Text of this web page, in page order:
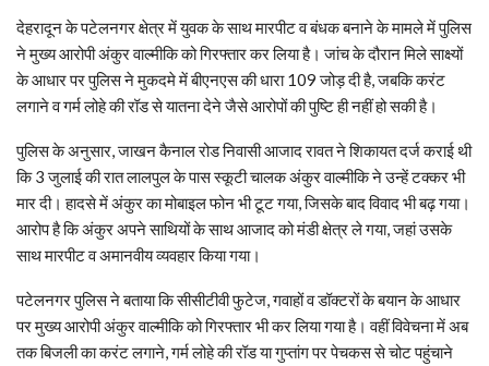
देहरादून के पटेलनगर क्षेत्र में युवक के साथ मारपीट व बंधक बनाने के मामले में पुलिस
ने मुख्य आरोपी अंकुर वाल्मीकि को गिरफ्तार कर लिया है। जांच के दौरान मिले साक्ष्यों
के आधार पर पुलिस ने मुकदमे में बीएनएस की धारा 109 जोड़ दी है, जबकि करंट
लगाने व गर्म लोहे की रॉड से यातना देने जैसे आरोपों की पुष्टि ही नहीं हो सकी है।
पुलिस के अनुसार, जाखन कैनाल रोड निवासी आजाद रावत ने शिकायत दर्ज कराई थी
कि 3 जुलाई की रात लालपुल के पास स्कूटी चालक अंकुर वाल्मीकि ने उन्हें टक्कर भी
मार दी। हादसे में अंकुर का मोबाइल फोन भी टूट गया, जिसके बाद विवाद भी बढ़ गया।
आरोप है कि अंकुर अपने साथियों के साथ आजाद को मंडी क्षेत्र ले गया, जहां उसके
साथ मारपीट व अमानवीय व्यवहार किया गया।
पटेलनगर पुलिस ने बताया कि सीसीटीवी फुटेज, गवाहों व डॉक्टरों के बयान के आधार
पर मुख्य आरोपी अंकुर वाल्मीकि को गिरफ्तार भी कर लिया गया है। वहीं विवेचना में अब
तक बिजली का करंट लगाने, गर्म लोहे की रॉड या गुप्तांग पर पेचकस से चोट पहुंचाने